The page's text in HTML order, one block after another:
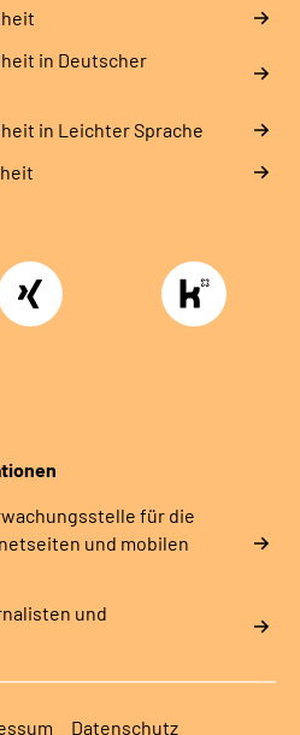
in Deutscher
in Leichter Sprache
Xing
https://
rentenversicherung-
nordbayern6
für die
und mobilen
und
Datenschutz